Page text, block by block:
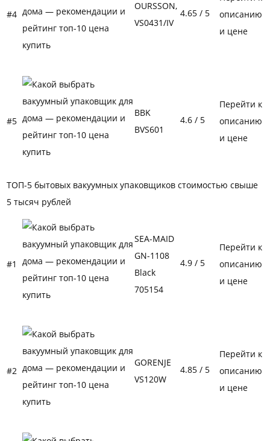
#4
OURSSON,
VS0431/IV
4.65 / 5
описанию
и цене
#5
BBK
BVS601
4.6 / 5
Перейти к
описанию
и цене
ТОП-5 бытовых вакуумных упаковщиков стоимостью свыше
5 тысяч рублей
#1
SEA-MAID
GN-1108
Black
705154
4.9 / 5
Перейти к
описанию
и цене
#2
GORENJE
VS120W
4.85 / 5
Перейти к
описанию
и цене